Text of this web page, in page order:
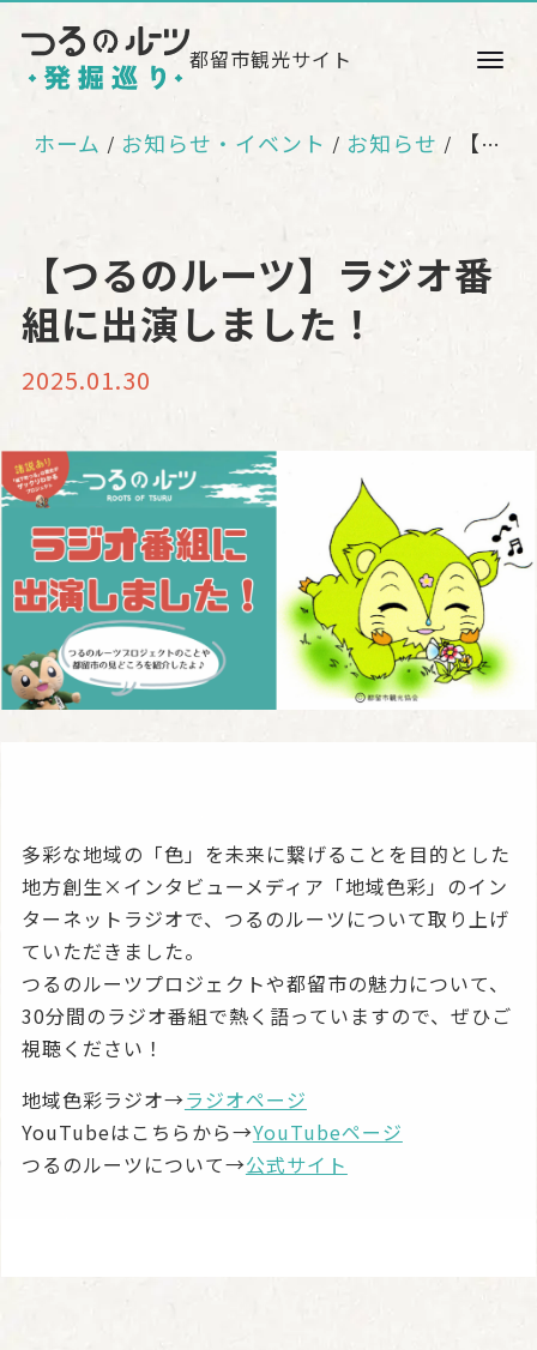
都留市観光サイト
ホーム お知らせ・イベント お知らせ 【つるのルーツ】ラジオ番組に出演しました！
【つるのルーツ】ラジオ番
組に出演しました！
2025.01.30
多彩な地域の「色」を未来に繋げることを目的とした
地方創生×インタビューメディア「地域色彩」のイン
ターネットラジオで、つるのルーツについて取り上げ
ていただきました。
つるのルーツプロジェクトや都留市の魅力について、
30分間のラジオ番組で熱く語っていますので、ぜひご
視聴ください！
地域色彩ラジオ→ラジオページ
YouTubeはこちらから→YouTubeページ
つるのルーツについて→公式サイト